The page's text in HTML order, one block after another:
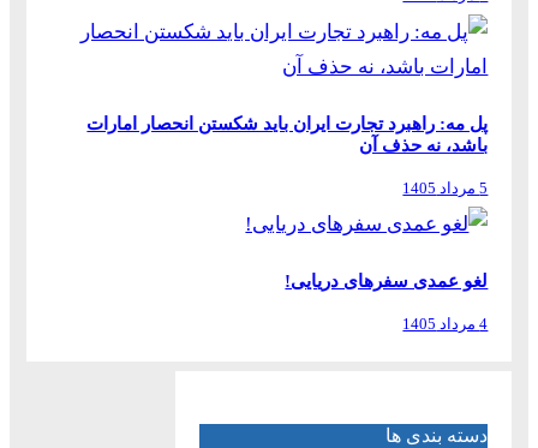
پل مه: راهبرد تجارت ایران باید شکستن انحصار امارات
باشد، نه حذف آن
5 مرداد 1405
لغو عمدی سفرهای دریایی!
4 مرداد 1405
دسته بندی ها